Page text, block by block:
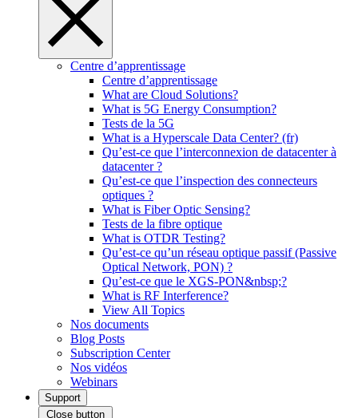
Centre d’apprentissage
Centre d’apprentissage
What are Cloud Solutions?
What is 5G Energy Consumption?
Tests de la 5G
What is a Hyperscale Data Center? (fr)
Qu’est-ce que l’interconnexion de datacenter à
datacenter ?
Qu’est-ce que l’inspection des connecteurs
optiques ?
What is Fiber Optic Sensing?
Tests de la fibre optique
What is OTDR Testing?
Qu’est-ce qu’un réseau optique passif (Passive
Optical Network, PON) ?
Qu’est-ce que le XGS-PON&nbsp;?
What is RF Interference?
View All Topics
Nos documents
Blog Posts
Subscription Center
Nos vidéos
Webinars
Support
Close button